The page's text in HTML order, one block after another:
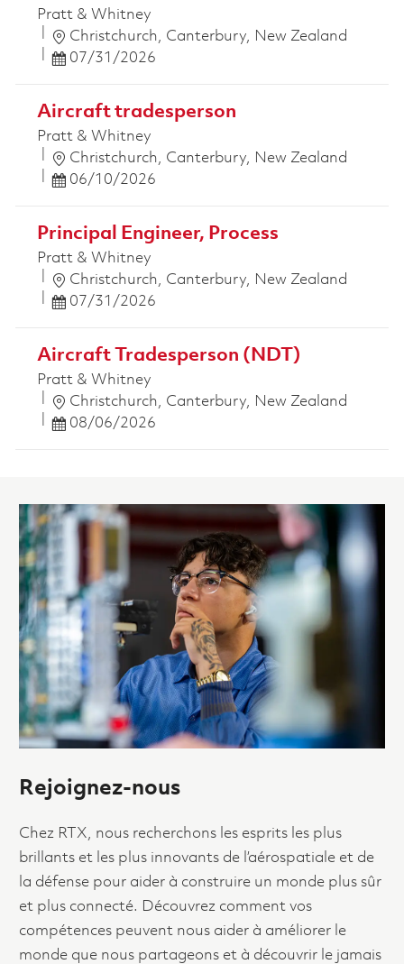
Pratt & Whitney
Emplacement
Christchurch, Canterbury, New Zealand
Posted Date
07/31/2026
Aircraft tradesperson
Pratt & Whitney
Emplacement
Christchurch, Canterbury, New Zealand
Posted Date
06/10/2026
Principal Engineer, Process
Pratt & Whitney
Emplacement
Christchurch, Canterbury, New Zealand
Posted Date
07/31/2026
Aircraft Tradesperson (NDT)
Pratt & Whitney
Emplacement
Christchurch, Canterbury, New Zealand
Posted Date
08/06/2026
Rejoignez-nous
Chez RTX, nous recherchons les esprits les plus
brillants et les plus innovants de l’aérospatiale et de
la défense pour aider à construire un monde plus sûr
et plus connecté. Découvrez comment vos
compétences peuvent nous aider à améliorer le
monde que nous partageons et à découvrir le jamais